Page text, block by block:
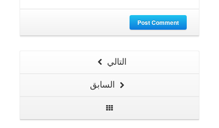
Post Comment
التالي
السابق